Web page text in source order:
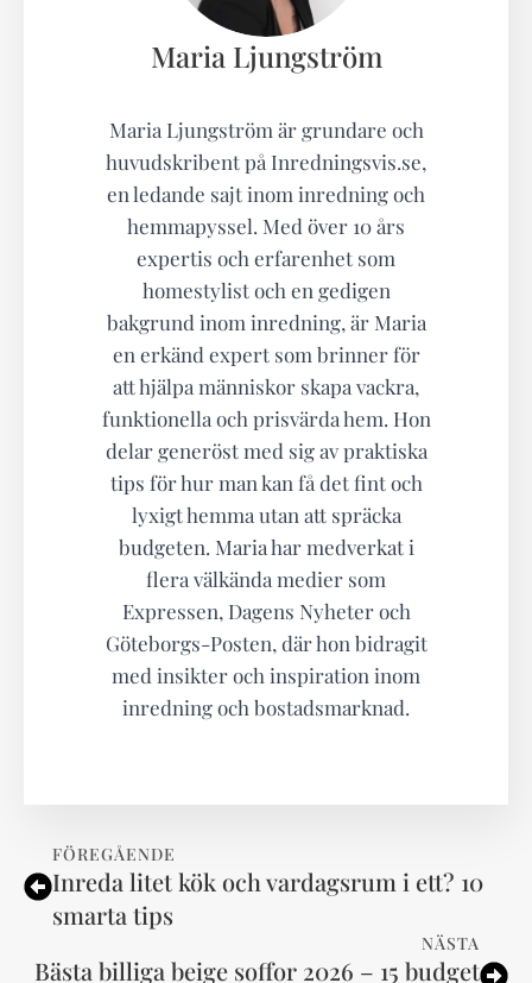
Maria Ljungström
Maria Ljungström är grundare och
huvudskribent på Inredningsvis.se,
en ledande sajt inom inredning och
hemmapyssel. Med över 10 års
expertis och erfarenhet som
homestylist och en gedigen
bakgrund inom inredning, är Maria
en erkänd expert som brinner för
att hjälpa människor skapa vackra,
funktionella och prisvärda hem. Hon
delar generöst med sig av praktiska
tips för hur man kan få det fint och
lyxigt hemma utan att spräcka
budgeten. Maria har medverkat i
flera välkända medier som
Expressen, Dagens Nyheter och
Göteborgs-Posten, där hon bidragit
med insikter och inspiration inom
inredning och bostadsmarknad.
FÖREGÅENDE
Inreda litet kök och vardagsrum i ett? 10
smarta tips
NÄSTA
Bästa billiga beige soffor 2026 – 15 budget